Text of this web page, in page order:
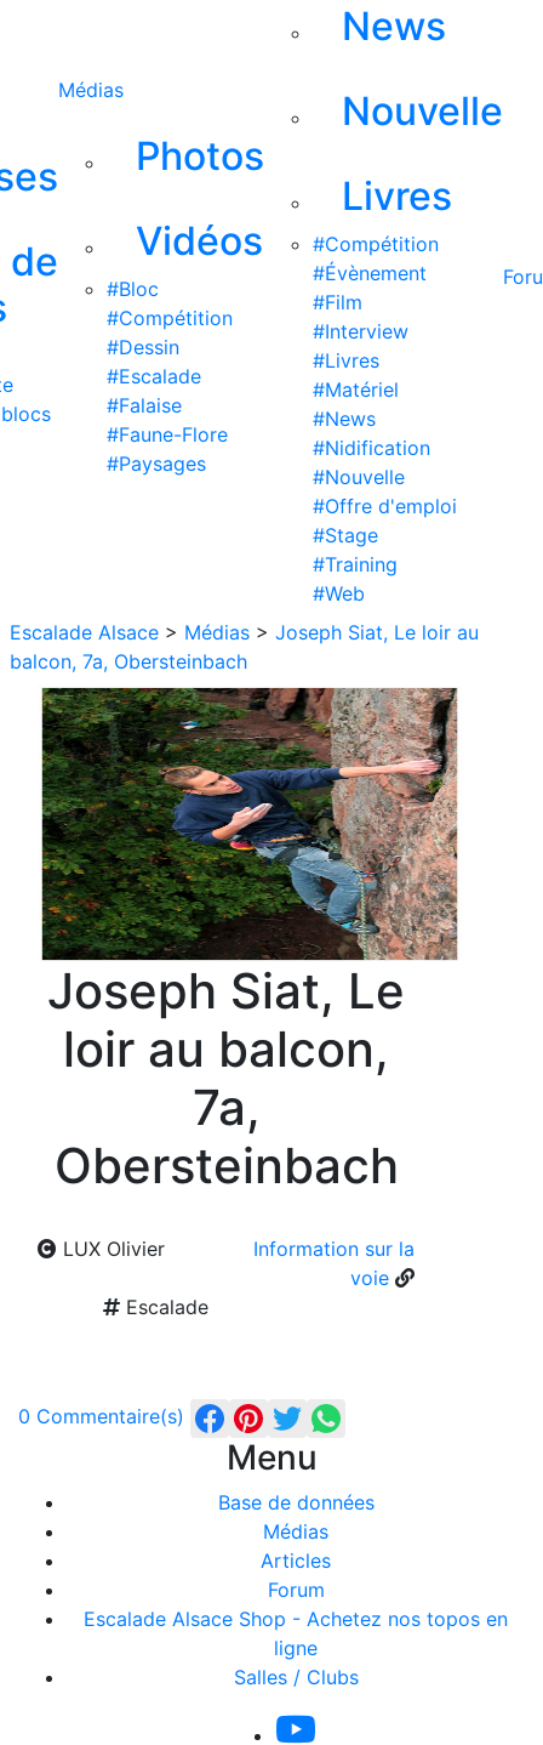
de
Médias
Photos
Vidéos
#Bloc
#Compétition
#Dessin
#Escalade
#Falaise
#Faune-Flore
#Paysages
News
Nouvelle
Livres
#Compétition
#Évènement
#Film
#Interview
#Livres
#Matériel
#News
#Nidification
#Nouvelle
#Offre d'emploi
#Stage
#Training
#Web
Escalade Alsace > Médias > Joseph Siat, Le loir au
balcon, 7a, Obersteinbach
Joseph Siat, Le
loir au balcon,
7a,
Obersteinbach
LUX Olivier
Information sur la
voie
Escalade
0 Commentaire(s)
Menu
Base de données
Médias
Articles
Forum
Escalade Alsace Shop - Achetez nos topos en
ligne
Salles / Clubs